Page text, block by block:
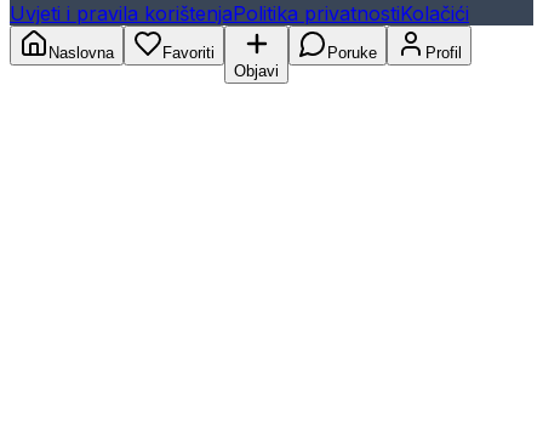
Uvjeti i pravila korištenjaPolitika privatnostiKolačići
Naslovna
Favoriti
Objavi
Poruke Profil